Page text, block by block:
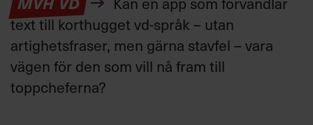
text till korthugget vd-språk – utan
artighetsfraser, men gärna stavfel – vara
vägen för den som vill nå fram till
toppcheferna?